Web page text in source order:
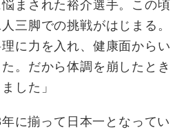
まされた裕介選手。この頃
三脚での挑戦がはじまる。
理に力を入れ、健康面からい
。だから体調を崩したとき
した」
に揃って日本一となってい